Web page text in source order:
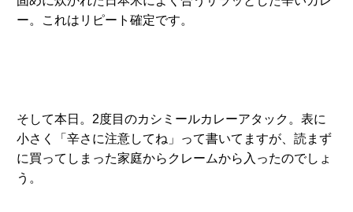
ー。これはリピート確定です。
そして本日。2度目のカシミールカレーアタック。表に
小さく「辛さに注意してね」って書いてますが、読まず
に買ってしまった家庭からクレームから入ったのでしょ
う。